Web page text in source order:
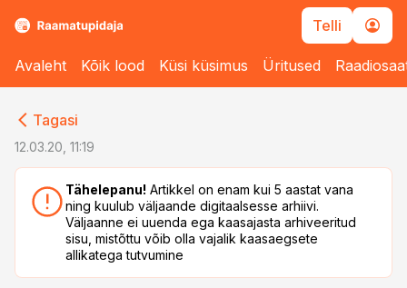
Telli
Avaleht Kõik lood Küsi küsimus Üritused
Tagasi
12.03.20, 11:19
Tähelepanu! Artikkel on enam kui 5 aastat vana
ning kuulub väljaande digitaalsesse arhiivi.
Väljaanne ei uuenda ega kaasajasta arhiveeritud
sisu, mistõttu võib olla vajalik kaasaegsete
allikatega tutvumine